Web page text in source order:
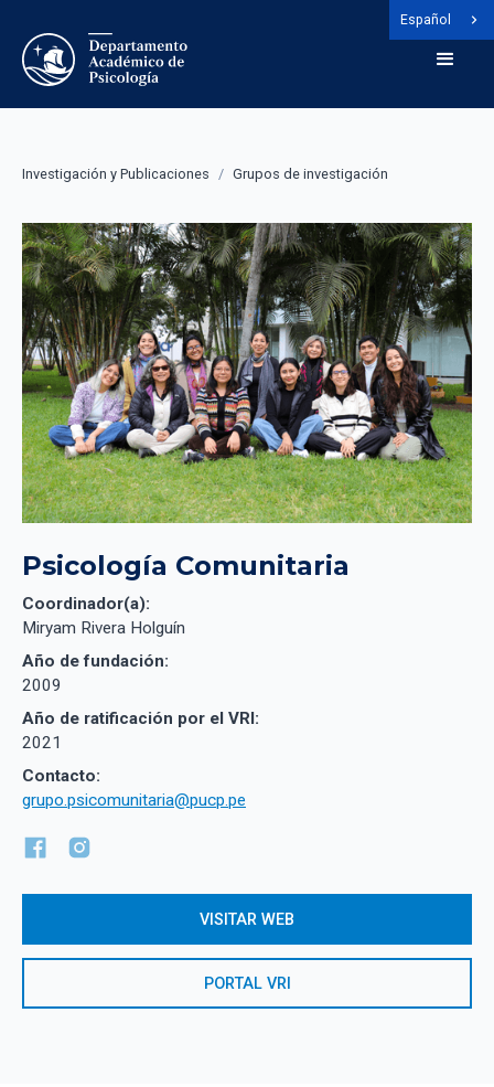
Español
Investigación y Publicaciones / Grupos de investigación
Psicología Comunitaria
Coordinador(a):
Miryam Rivera Holguín
Año de fundación:
2009
Año de ratificación por el VRI:
2021
Contacto:
grupo.psicomunitaria@pucp.pe
VISITAR WEB
PORTAL VRI